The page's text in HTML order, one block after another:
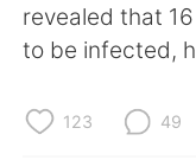
Türkçe
revealed that
to be infected,
123 49